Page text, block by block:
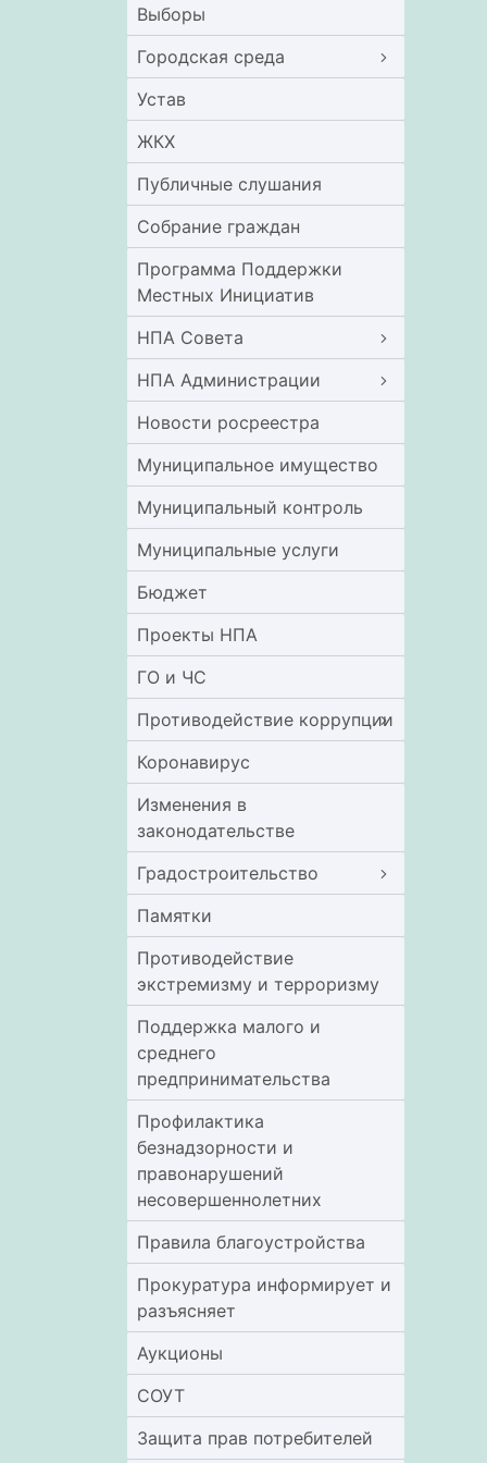
Выборы
Городская среда
Устав
ЖКХ
Публичные слушания
Собрание граждан
Программа Поддержки
Местных Инициатив
НПА Совета
НПА Администрации
Новости росреестра
Муниципальное имущество
Муниципальный контроль
Муниципальные услуги
Бюджет
Проекты НПА
ГО и ЧС
Противодействие коррупции
Коронавирус
Изменения в
законодательстве
Градостроительство
Памятки
Противодействие
экстремизму и терроризму
Поддержка малого и
среднего
предпринимательства
Профилактика
безнадзорности и
правонарушений
несовершеннолетних
Правила благоустройства
Прокуратура информирует и
разъясняет
Аукционы
СОУТ
Защита прав потребителей